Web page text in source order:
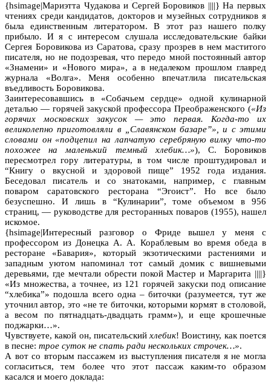
{hsimage|Мариэтта Чудакова и Сергей Боровиков ||||} На первых
чтениях среди кандидатов, докторов и музейных сотрудников я
была единственным литератором. В этот раз нашего полку
прибыло. И я с интересом слушала исследовательские байки
Сергея Боровикова из Саратова, сразу прозрев в нем маститого
писателя, но не подозревая, что передо мной постоянный автор
«Знамени» и «Нового мира», а в недалеком прошлом главред
журнала «Волга». Меня особенно впечатлила писательская
въедливость Боровикова.
Заинтересовавшись в «Собачьем сердце» одной кулинарной
деталью — горячей закуской профессора Преображенского («Из
горячих московских закусок — это первая. Когда-то их
великолепно приготовляли в „Славянском базаре”», и с этими
словами он «подцепил на лапчатую серебряную вилку что-то
похожее на маленький темный хлебик…»), С. Боровиков
пересмотрел гору литературы, в том числе проштудировал и
“Книгу о вкусной и здоровой пище” 1952 года издания.
Беседовал писатель и со знатоками, например, с главным
поваром саратовского ресторана “Эгоист”. Но все было
безуспешно. И лишь в “Кулинарии”, томе объемом в 956
страниц, — руководстве для ресторанных поваров (1955), нашел
искомое.
{hsimage|Интересный разговор о Фриде вышел у меня с
профессором из Донецка А. А. Кораблевым во время обеда в
ресторане «Бавария», который экзотическими растениями и
западным уютом напоминал тот самый домик с вишневыми
деревьями, где мечтали обрести покой Мастер и Маргарита ||||}
«Из множества, а точнее, из 121 горячей закуски под описание
“хлебика”» подошла всего одна – биточки (разумеется, тут же
уточнил автор, это «не те биточки, которыми кормят в столовой,
а весом по пятнадцать-двадцать грамм»), и еще крошечные
поджарки…».
Чувствуете, какой он, писательскийхлебик! Воистину, как поется
в песне: трое суток не спать ради нескольких строчек…».
А вот со вторым пассажем из выступления писателя я не могла
согласиться, тем более что этот пассаж каким-то образом
касался и моего доклада: